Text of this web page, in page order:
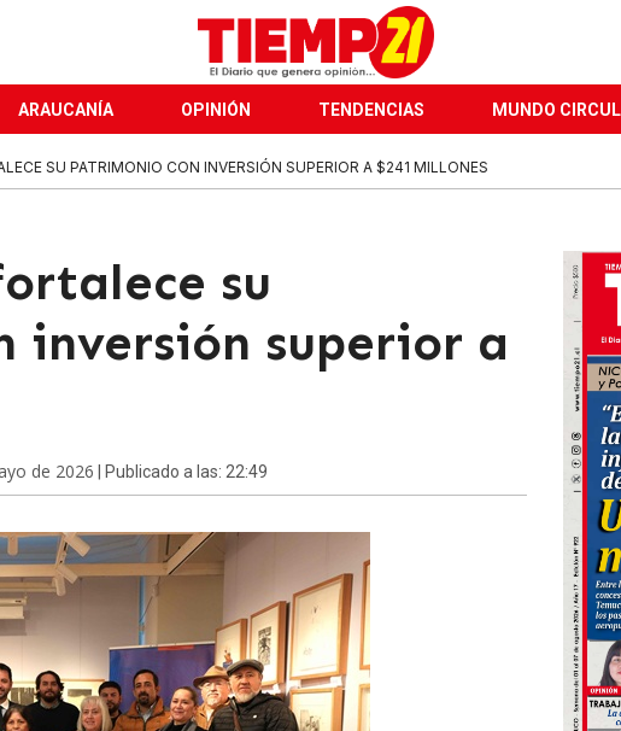
ARAUCANÍA OPINIÓN TENDENCIAS MUNDO
SU PATRIMONIO CON INVERSIÓN SUPERIOR A $241 MILLONES
su
inversión superior a
de 2026 | Publicado a las: 22:49